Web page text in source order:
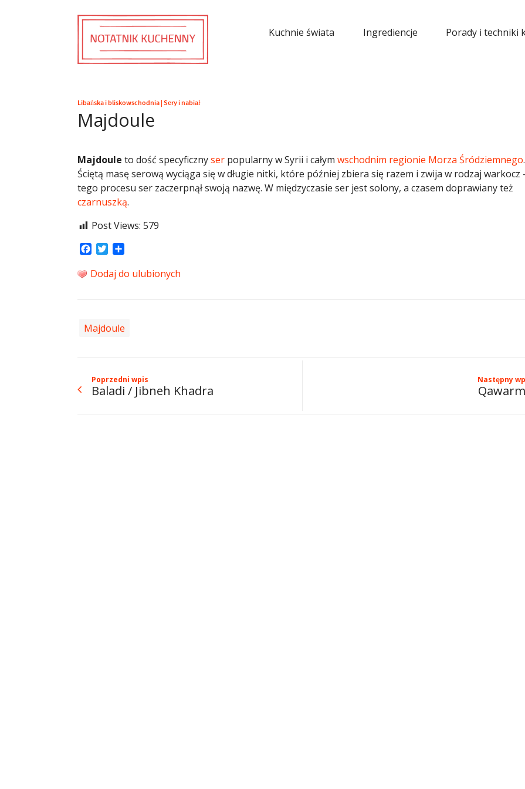
Kuchnie świata Ingrediencje Porady i techniki
Libańska i bliskowschodnia|Sery i nabiał
Majdoule
Majdoule to dość specyficznyser popularny w Syrii i całym wschodnim regionie Morza Śródziemnego.
Ściętą masę serową wyciąga się w długie nitki, które później zbiera się razem i zwija w rodzaj warkocz
tego procesu ser zaczerpnął swoją nazwę. W międzyczasie ser jest solony, a czasem doprawiany też
czarnuszką.
Post Views: 579
Facebook
Twitter
Dodaj do ulubionych
Majdoule
Poprzedni wpis
Baladi / Jibneh Khadra
Następny